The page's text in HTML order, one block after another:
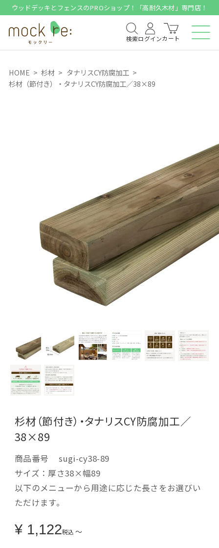
ウッドデッキとフェンスのPROショップ！「高耐久木材」専門店！
検索ログインカート
HOME 杉材
タナリスCY防腐加工
杉材（節付き）・タナリスCY防腐加工／38×89
杉材（節付き）・タナリスCY防腐加工／
38×89
商品番号
sugi-cy38-89
サイズ：厚さ38×幅89
以下のメニューから用途に応じた長さをお選びい
ただけます。
¥ 1,122税込 〜